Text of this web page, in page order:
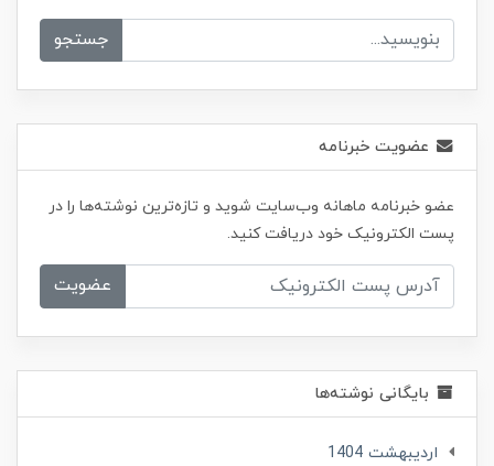
جستجو
عضویت خبرنامه
عضو خبرنامه ماهانه وب‌سایت شوید و تازه‌ترین نوشته‌ها را در
پست الکترونیک خود دریافت کنید.
عضویت
بایگانی نوشته‌ها
ارديبهشت 1404